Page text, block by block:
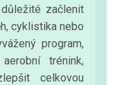
začlenit
cyklistika nebo
program,
trénink,
celkovou